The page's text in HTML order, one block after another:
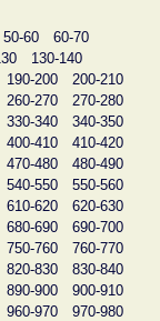
50-60
60-70
130-140
190-200
200-210
260-270
270-280
330-340
340-350
400-410
410-420
470-480
480-490
540-550
550-560
610-620
620-630
680-690
690-700
750-760
760-770
820-830
830-840
890-900
900-910
960-970
970-980